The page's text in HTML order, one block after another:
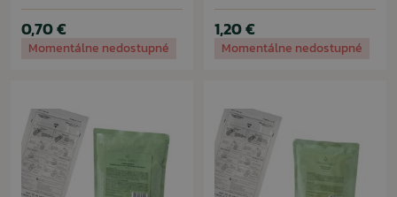
0,70 €
Momentálne nedostupné
1,20 €
Momentálne nedostupné